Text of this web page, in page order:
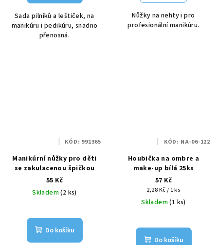
Sada pilníků a leštiček, na
manikúru i pedikúru, snadno
přenosná.
Nůžky na nehty i pro
profesionální manikúru.
Manikúrní nůžky pro děti
se zakulacenou špičkou
55 Kč
Skladem(2 ks)
Do košíku
KÓD: 991365
Houbička na ombre a
make-up bílá 25ks
57 Kč
Měrná
cena:
2,28 Kč / 1 ks
Skladem(1 ks)
Do košíku
KÓD: NA-06-122